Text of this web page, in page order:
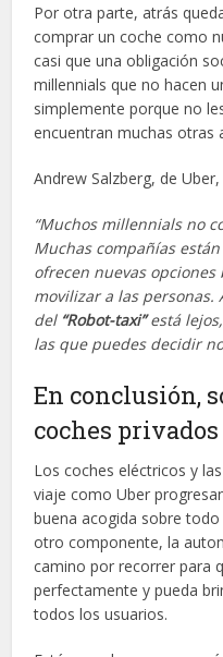
Por otra parte, atrás
comprar un coche como
casi que una obligación
millennials que no hacen
simplemente porque no
encuentran muchas otras
Andrew Salzberg, de
“Muchos millennials no
Muchas compañías
ofrecen nuevas
movilizar a las
del “Robot-taxi”está
las que puedes decidir
En conclusión,
coches privados
Los coches eléctricos y
viaje como Uber
buena acogida sobre
otro componente, la
camino por recorrer para
perfectamente y pueda
todos los usuarios.